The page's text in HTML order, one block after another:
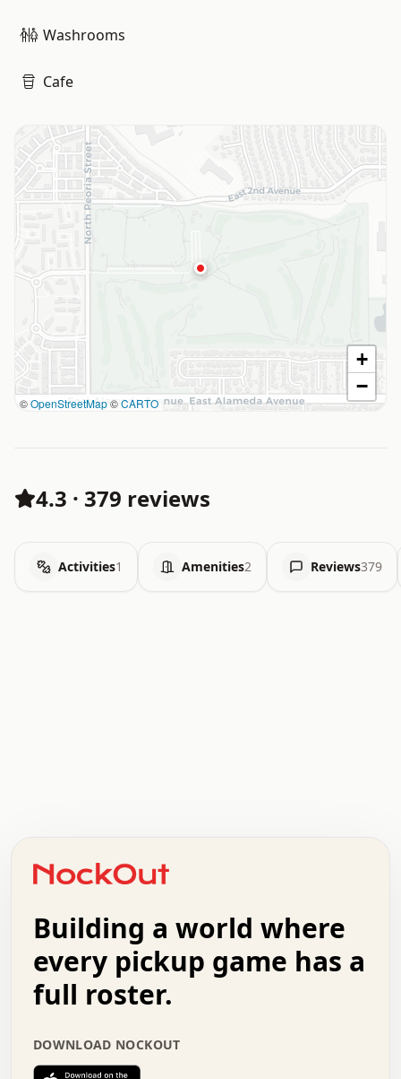
Washrooms
Cafe
©OpenStreetMap©CARTO
+
−
4.3 · 379 reviews
Activities1 Amenities2 Reviews379
+   .   .   .   .   .   .   .   .   .   +   .   .
.   .   .   .   .   .   .   .   .   .   .   :   .
.   .   .   .   +   .   .   .   .   .   .   .   +
.   :   .   .   .   .   .   .   .   .   o   .   .
.   .   x   .   .   .   .   .   .   :   .   .   o
.   .   .   .   :   .   .   .   .   o   .   .   .
.   .   .   .   .   .   .   :   .   .   .   .   .
.   .   .   .   .   .   .   +   .   .   x   .   .
Building a world where
every pickup game has a
full roster.
DOWNLOAD NOCKOUT